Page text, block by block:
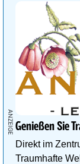
Budapest
Bukarest
Chisinau
Helsinki
Kiew
Genießen Sie
Direkt im
Traumhafte